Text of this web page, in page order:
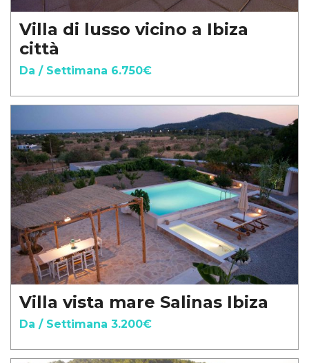
Villa di lusso vicino a Ibiza
città
Da / Settimana 6.750€
Villa vista mare Salinas Ibiza
Da / Settimana 3.200€